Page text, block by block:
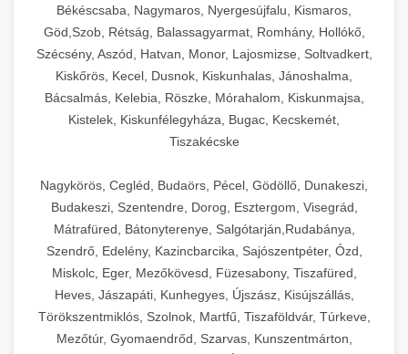
Békéscsaba, Nagymaros, Nyergesújfalu, Kismaros,
Göd,Szob, Rétság, Balassagyarmat, Romhány, Hollókő,
Szécsény, Aszód, Hatvan, Monor, Lajosmizse, Soltvadkert,
Kiskőrös, Kecel, Dusnok, Kiskunhalas, Jánoshalma,
Bácsalmás, Kelebia, Röszke, Mórahalom, Kiskunmajsa,
Kistelek, Kiskunfélegyháza, Bugac, Kecskemét,
Tiszakécske
Nagykörös, Cegléd, Budaörs, Pécel, Gödöllő, Dunakeszi,
Budakeszi, Szentendre, Dorog, Esztergom, Visegrád,
Mátrafüred, Bátonyterenye, Salgótarján,Rudabánya,
Szendrő, Edelény, Kazincbarcika, Sajószentpéter, Ózd,
Miskolc, Eger, Mezőkövesd, Füzesabony, Tiszafüred,
Heves, Jászapáti, Kunhegyes, Újszász, Kisújszállás,
Törökszentmiklós, Szolnok, Martfű, Tiszaföldvár, Túrkeve,
Mezőtúr, Gyomaendrőd, Szarvas, Kunszentmárton,